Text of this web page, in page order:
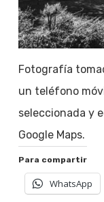
Fotografía
un teléfono
seleccionada y
Google Maps.
Para compartir
WhatsApp